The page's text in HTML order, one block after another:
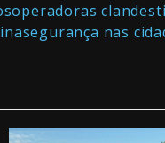
operadoras
segurança nas